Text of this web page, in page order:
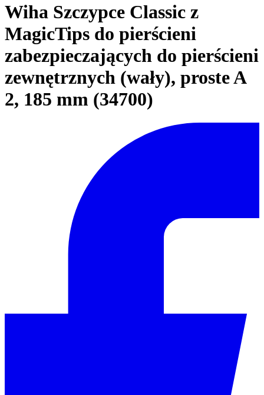
Wiha Szczypce Classic z
MagicTips do pierścieni
zabezpieczających do pierścieni
zewnętrznych (wały), proste A
2, 185 mm (34700)